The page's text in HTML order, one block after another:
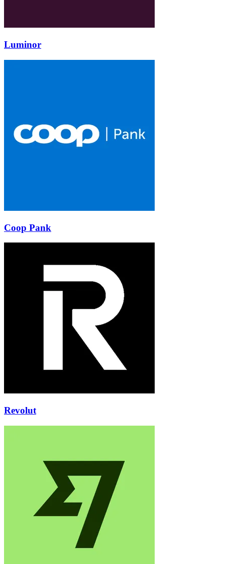
Luminor
Coop Pank
Revolut